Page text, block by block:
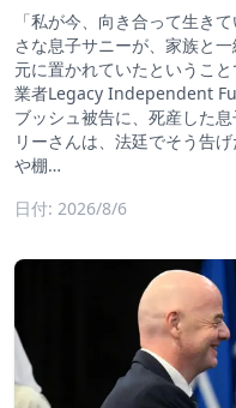
「私が今、向き合って生き
さな息子サニーが、家族と
元に置かれていたというこ
業者Legacy Independent
ブッシュ被告に、死産した
リーさんは、法廷でそう告
や棚…
日付: 2026/8/6